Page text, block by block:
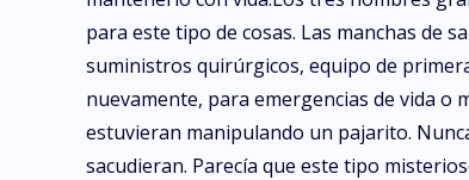
para este tipo de cosas. Las manchas de
suministros quirúrgicos, equipo de
nuevamente, para emergencias de vida o
estuvieran manipulando un pajarito.
sacudieran. Parecía que este tipo